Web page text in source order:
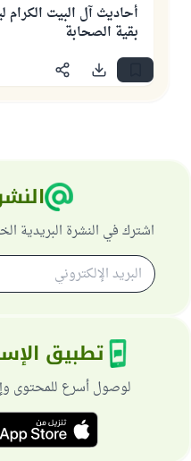
بقية الصحابة
اشترك في النشرة البريدية
تطبيق
لوصول أسرع للمحتوى